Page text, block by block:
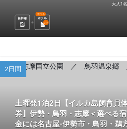
新幹線 ホテル
選べる
2泊
大人1
2日間
土曜発1泊2日【イルカ島飼育員
券】伊勢・鳥羽・志摩＜選べ
金には名古屋-伊勢市・鳥羽・鵜